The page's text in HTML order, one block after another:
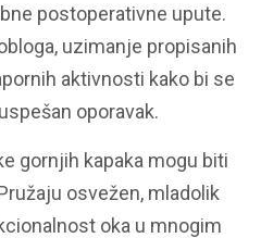
postoperativne upute.
uzimanje propisanih
aktivnosti kako bi se
oporavak.
gornjih kapaka mogu biti
osvežen, mladolik
oka u mnogim